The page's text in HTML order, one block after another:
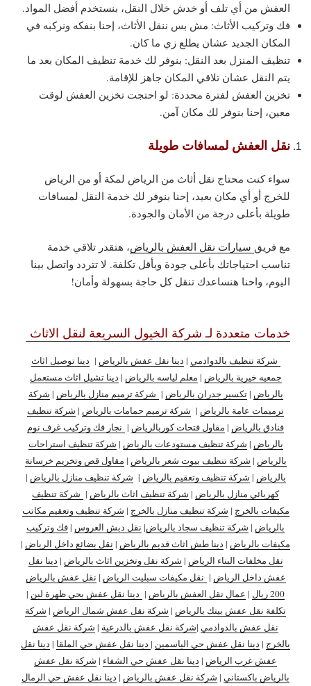
العفش من أي تلف أو خدش خلال النقل، بنستخدم أفضل المواد.
فك وتركيب الأثاث: مش بس ننقل الأثاث، إحنا بنفكه ونركبه في
المكان الجديد عشان يطلع زي ما كان.
تنظيف المنزل بعد النقل: بنوفر لك خدمة تنظيف المكان بعد ما
يتم النقل عشان تلاقي المكان جاهز للإقامة.
تخزين العفش لفترة محددة: لو احتجت تخزين العفش لوقت
معين، إحنا بنوفر لك مكان آمن.
نقل العفش لمسافات طويلة
سواء كنت محتاج نقل أثاث من الرياض لمكة أو من الرياض
للخرج أو أي مكان بعيد، إحنا بنوفر لك خدمة النقل لمسافات
طويلة بأعلى درجة من الأمان والجودة.
مع فريق سيارات نقل العفش بالرياض، هتقدر تلاقي خدمة
تناسب احتياجاتك بأعلى جودة وبأقل تكلفة. لا تتردد واتصل بينا
اليوم، واحنا هنساعدك تنقل كل حاجة بسهولة وأمان!
خدمات متعددة لـ شركة الخيول السريعة لنقل الاثاث
شركة تنظيف بالدوادمي | دينا نقل عفش بالرياض | دينا توصيل اثاث
جمعيه خيرية بالرياض | معلم لياسه بالرياض | دينا تشيل اثاث مستعمل
بالرياض |تكسير جدران بالرياض | شركة ترميم منازل بالرياض | شركة
ترميمات عامة بالرياض | شركة ترميم حمامات بالرياض | شركة تنظيف
فنادق بالرياض | مقاول فتحات كوربالرياض | نجار فك وتركيب غرف نوم
بالرياض | شركة تنظيف مستودعات بالرياض | شركة تنظيف استراحات
بالرياض | شركة تنظيف بيوت شعر بالرياض | مقاول قص وتخريم خرسانة
بالرياض | شركة تنظيف وتعقيم بالرياض | شركة تنظيف منازل بالرياض |
كهربائي منازل بالرياض | شركة تنظيف اثاث بالرياض | شركة تنظيف
مكيفات بالخرج | شركة تنظيف منازل بالخرج | شركة تنظيف وتعقيم مكاتب
بالرياض | شركة تنظيف سجاد بالرياض| نقل دبش العروس | فك وتركيب
مكيفات بالرياض | دينا طش اثاث قديم بالرياض | نقل بضائع داخل الرياض |
نقل مخلفات البناء الرياض | شركة نقل وتخزين اثاث بالرياض | دينا نقل
عفش داخل الرياض | نقل مكيفات سبليت الرياض | نقل عفش بالرياض
200 ريال
| عمال نقل العفش بالرياض | دينا نقل عفش بحي ظهرة لبن |
تكلفة نقل عفش بيتك بالرياض | شركة نقل عفش شمال الرياض | شركة
نقل عفش بالدوادمي |شركة نقل عفش بالدرعية | شركة نقل عفش
بالخرج | دينا نقل عفش حي الياسمين | دينا نقل عفش حي الملقا | دينا نقل
عفش غرب الرياض | دينا نقل عفش حي الشفاء | شركة نقل عفش
بالرياض باكستاني | شركة نقل عفش بالرياض | دينا نقل عفش حي الرمال